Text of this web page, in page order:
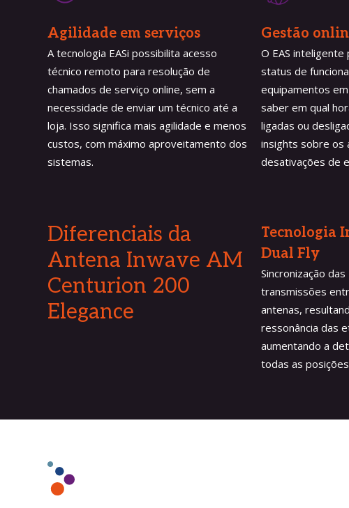
Agilidade em serviços
A tecnologia EASi possibilita acesso
técnico remoto para resolução de
chamados de serviço online, sem a
necessidade de enviar um técnico até a
loja. Isso significa mais agilidade e menos
custos, com máximo aproveitamento dos
sistemas.
Gestão
O EAS
status de
equipamentos
saber em qual
ligadas ou
insights sobre os
desativações de
Diferenciais da
Antena Inwave AM
Centurion 200
Elegance
Tecnologia
Dual Fly
Sincronização das
transmissões
antenas,
ressonância das
aumentando a
todas as